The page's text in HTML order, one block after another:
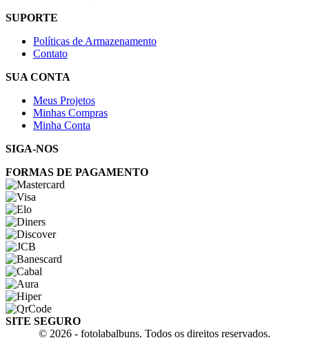
SUPORTE
Políticas de Armazenamento
Contato
SUA CONTA
Meus Projetos
Minhas Compras
Minha Conta
SIGA-NOS
FORMAS DE PAGAMENTO
SITE SEGURO
© 2026 - fotolabalbuns. Todos os direitos reservados.